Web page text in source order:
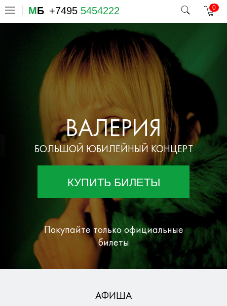
МБ +7495 5454222 0
ВАЛЕРИЯ
БОЛЬШОЙ ЮБИЛЕЙНЫЙ КОНЦЕРТ
КУПИТЬ БИЛЕТЫ
Покупайте только официальные
билеты
АФИША